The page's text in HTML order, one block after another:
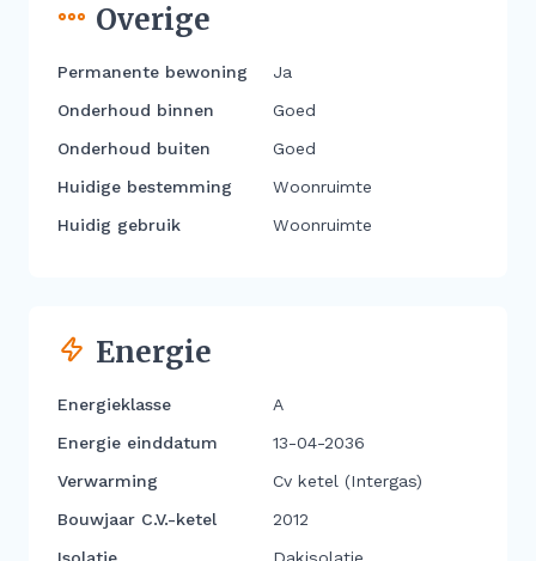
Overige
Permanente bewoning
Ja
Onderhoud binnen
Goed
Onderhoud buiten
Goed
Huidige bestemming
Woonruimte
Huidig gebruik
Woonruimte
Energie
Energieklasse
A
Energie einddatum
13-04-2036
Verwarming
Cv ketel (Intergas)
Bouwjaar C.V.-ketel
2012